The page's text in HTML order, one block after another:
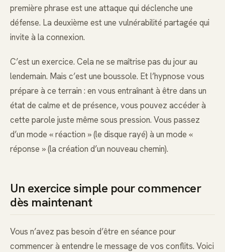
première phrase est une attaque qui déclenche une
défense. La deuxième est une vulnérabilité partagée qui
invite à la connexion.
C’est un exercice. Cela ne se maîtrise pas du jour au
lendemain. Mais c’est une boussole. Et l’hypnose vous
prépare à ce terrain : en vous entraînant à être dans un
état de calme et de présence, vous pouvez accéder à
cette parole juste même sous pression. Vous passez
d’un mode « réaction » (le disque rayé) à un mode «
réponse » (la création d’un nouveau chemin).
Un exercice simple pour commencer
dès maintenant
Vous n’avez pas besoin d’être en séance pour
commencer à entendre le message de vos conflits. Voici